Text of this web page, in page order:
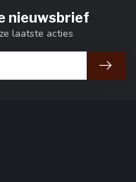
nieuwsbrief
laatste acties